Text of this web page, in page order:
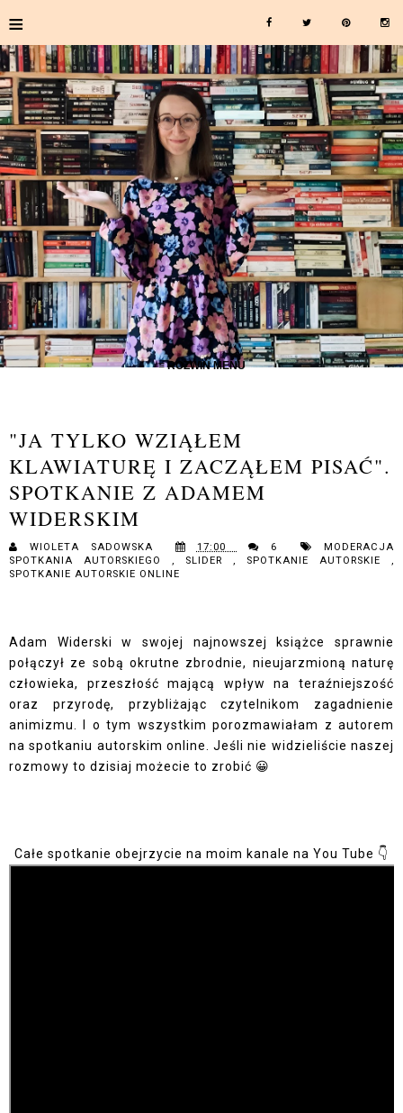
≡
≡ ROZWIŃ MENU
"JA TYLKO WZIĄŁEM
KLAWIATURĘ I ZACZĄŁEM PISAĆ".
SPOTKANIE Z ADAMEM
WIDERSKIM
WIOLETA SADOWSKA 17:00 6
MODERACJA
SPOTKANIA AUTORSKIEGO , SLIDER , SPOTKANIE AUTORSKIE ,
SPOTKANIE AUTORSKIE ONLINE
Adam Widerski w swojej najnowszej książce sprawnie
połączył ze sobą okrutne zbrodnie, nieujarzmioną naturę
człowieka, przeszłość mającą wpływ na teraźniejszość
oraz przyrodę, przybliżając czytelnikom zagadnienie
animizmu. I o tym wszystkim porozmawiałam z autorem
na spotkaniu autorskim online. Jeśli nie widzieliście naszej
rozmowy to dzisiaj możecie to zrobić 😀
Całe spotkanie obejrzycie na moim kanale na You Tube 👇